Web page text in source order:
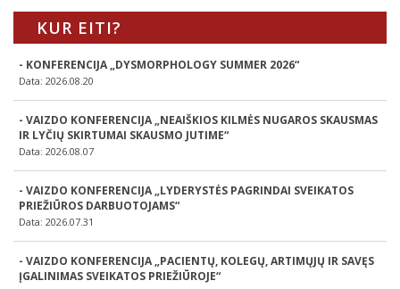
KUR EITI?
- KONFERENCIJA „DYSMORPHOLOGY SUMMER 2026“
Data: 2026.08.20
- VAIZDO KONFERENCIJA „NEAIŠKIOS KILMĖS NUGAROS SKAUSMAS
IR LYČIŲ SKIRTUMAI SKAUSMO JUTIME“
Data: 2026.08.07
- VAIZDO KONFERENCIJA „LYDERYSTĖS PAGRINDAI SVEIKATOS
PRIEŽIŪROS DARBUOTOJAMS“
Data: 2026.07.31
- VAIZDO KONFERENCIJA „PACIENTŲ, KOLEGŲ, ARTIMŲJŲ IR SAVĘS
ĮGALINIMAS SVEIKATOS PRIEŽIŪROJE“